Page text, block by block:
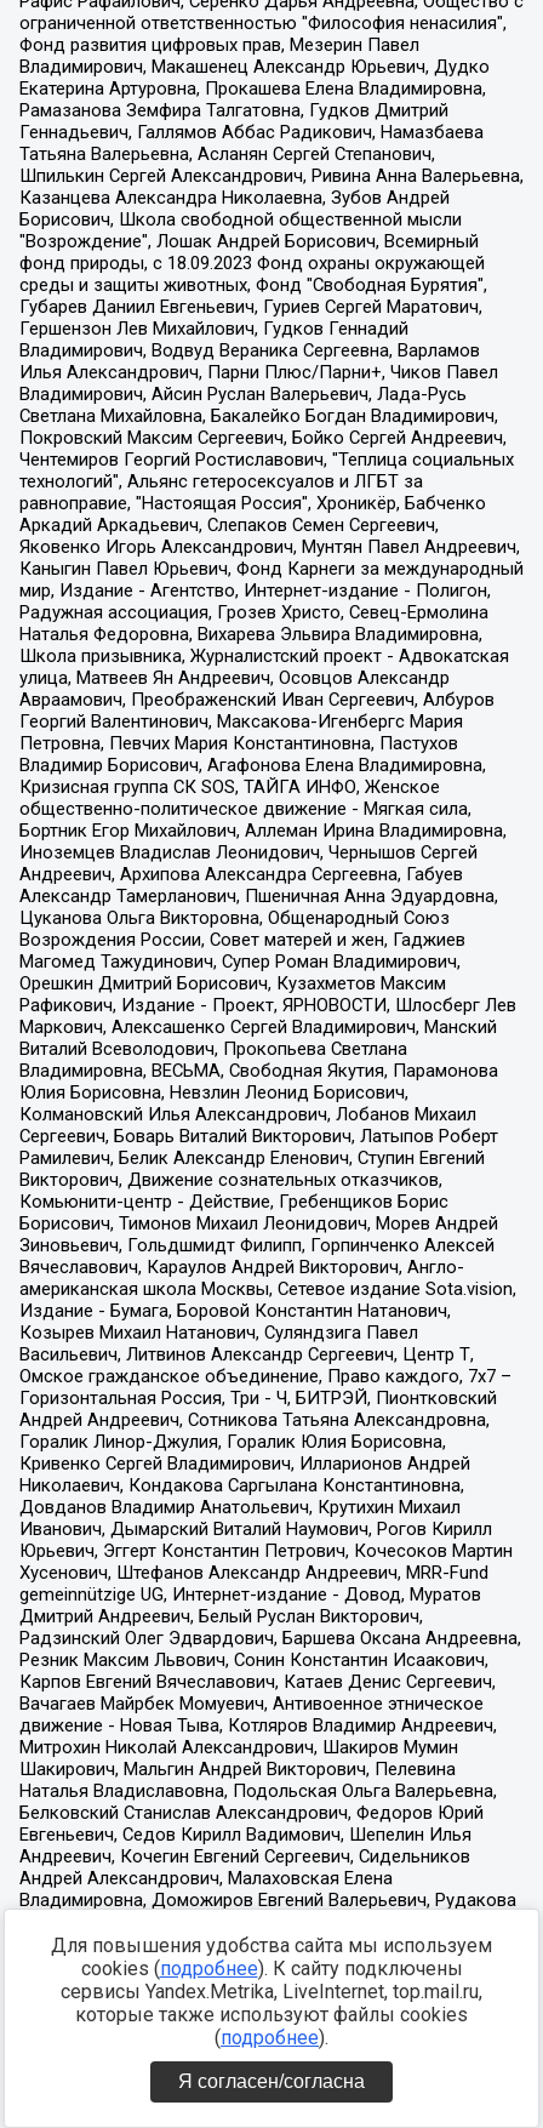
Для повышения удобства сайта мы используем
cookies (подробнее). К сайту подключены
сервисы Yandex.Metrika, LiveInternet, top.mail.ru,
которые также используют файлы cookies
(подробнее).
Я согласен/согласна